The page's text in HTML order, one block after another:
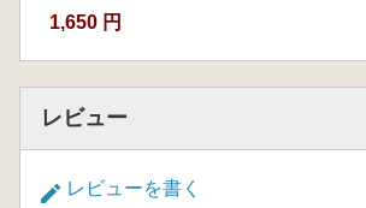
1,650 円
レビュー
レビューを書く